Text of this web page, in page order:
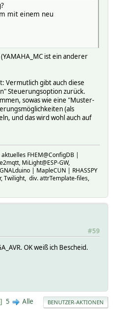
mit einem neu
ist ein anderer
Vermutlich gibt auch diese
Steuerungsoption zurück.
sowas wie eine "Muster-
(als
und das wird wohl auch auf
FHEM@ConfigDB |
MiLight@ESP-GW,
| MapleCUN | RHASSPY
Twilight, div. attrTemplate-files,
#59
OK weiß ich Bescheid.
5 Alle BENUTZER-AKTIONEN